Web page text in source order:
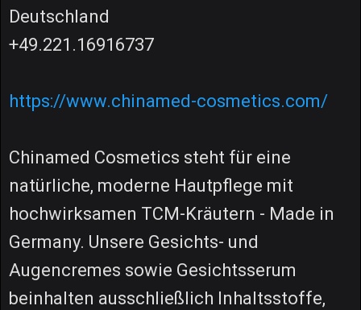
Deutschland
+49.221.16916737
https://www.chinamed-cosmetics.com/
Chinamed Cosmetics steht für eine
natürliche, moderne Hautpflege mit
hochwirksamen TCM-Kräutern - Made in
Germany. Unsere Gesichts- und
Augencremes sowie Gesichtsserum
beinhalten ausschließlich Inhaltsstoffe,